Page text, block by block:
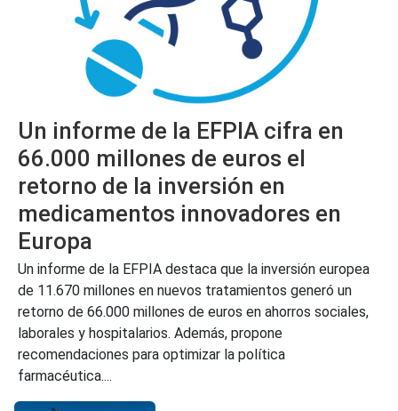
Un informe de la EFPIA cifra en
66.000 millones de euros el
retorno de la inversión en
medicamentos innovadores en
Europa
Un informe de la EFPIA destaca que la inversión europea
de 11.670 millones en nuevos tratamientos generó un
retorno de 66.000 millones de euros en ahorros sociales,
laborales y hospitalarios. Además, propone
recomendaciones para optimizar la política
farmacéutica....